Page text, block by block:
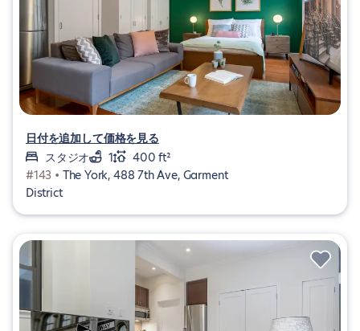
日付を追加して価格を見る
スタジオ
1
400 ft²
#143 • The York, 488 7th Ave, Garment
District